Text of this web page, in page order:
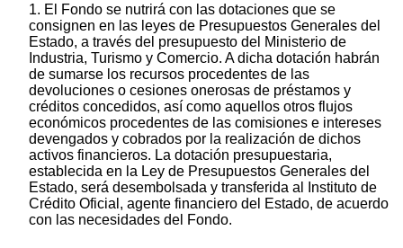
1. El Fondo se nutrirá con las dotaciones que se
consignen en las leyes de Presupuestos Generales del
Estado, a través del presupuesto del Ministerio de
Industria, Turismo y Comercio. A dicha dotación habrán
de sumarse los recursos procedentes de las
devoluciones o cesiones onerosas de préstamos y
créditos concedidos, así como aquellos otros flujos
económicos procedentes de las comisiones e intereses
devengados y cobrados por la realización de dichos
activos financieros. La dotación presupuestaria,
establecida en la Ley de Presupuestos Generales del
Estado, será desembolsada y transferida al Instituto de
Crédito Oficial, agente financiero del Estado, de acuerdo
con las necesidades del Fondo.